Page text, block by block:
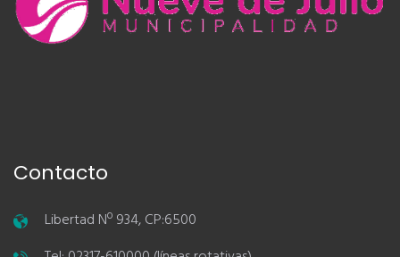
Contacto
Libertad Nº 934, CP:6500